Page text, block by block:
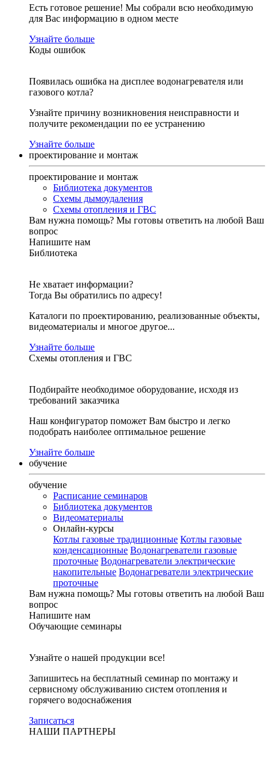
Есть готовое решение! Мы собрали всю необходимую
для Вас информацию в одном месте
Узнайте больше
Коды ошибок
Появилась ошибка на дисплее водонагревателя или
газового котла?
Узнайте причину возникновения неисправности и
получите рекомендации по ее устранению
Узнайте больше
проектирование и монтаж
проектирование и монтаж
Библиотека документов
Схемы дымоудаления
Схемы отопления и ГВС
Вам нужна помощь? Мы готовы ответить на любой Ваш
вопрос
Напишите нам
Библиотека
Не хватает информации?
Тогда Вы обратились по адресу!
Каталоги по проектированию, реализованные объекты,
видеоматериалы и многое другое...
Узнайте больше
Схемы отопления и ГВС
Подбирайте необходимое оборудование, исходя из
требований заказчика
Наш конфигуратор поможет Вам быстро и легко
подобрать наиболее оптимальное решение
Узнайте больше
обучение
обучение
Расписание семинаров
Библиотека документов
Видеоматериалы
Онлайн-курсы
Котлы газовые традиционные Котлы газовые
конденсационные Водонагреватели газовые
проточные Водонагреватели электрические
накопительные Водонагреватели электрические
проточные
Вам нужна помощь? Мы готовы ответить на любой Ваш
вопрос
Напишите нам
Обучающие семинары
Узнайте о нашей продукции все!
Запишитесь на бесплатный семинар по монтажу и
сервисному обслуживанию систем отопления и
горячего водоснабжения
Записаться
НАШИ ПАРТНЕРЫ